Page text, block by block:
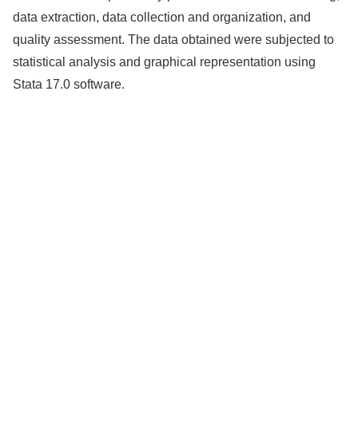
data extraction, data collection and organization, and
quality assessment. The data obtained were subjected to
statistical analysis and graphical representation using
Stata 17.0 software.